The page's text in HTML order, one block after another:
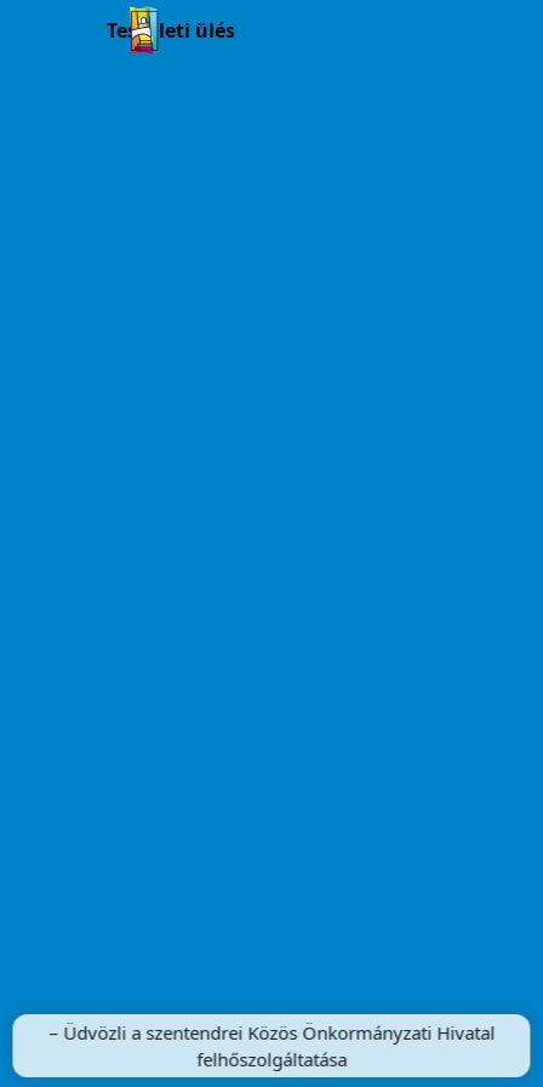
Testületi ülés
– Üdvözli a szentendrei Közös Önkormányzati Hivatal
felhőszolgáltatása